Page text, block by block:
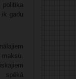
ik gadu
spēkā